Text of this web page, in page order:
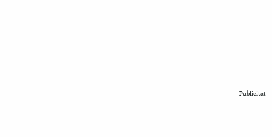
Publicitat